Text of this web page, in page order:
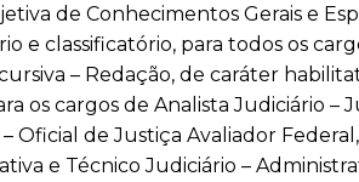
de Conhecimentos Gerais e
e classificatório, para todos os
– Redação, de caráter
os cargos de Analista Judiciário –
Oficial de Justiça Avaliador
e Técnico Judiciário –